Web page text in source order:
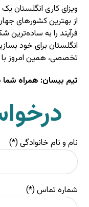
ویزای کاری انگلستان
از بهترین کشورهای
فرآیند را به
انگلستان برای خود
تخصصی، همین امروز با
تیم بیسان: همراه
نام و نام خانوادگی (*)
شماره تماس (*)